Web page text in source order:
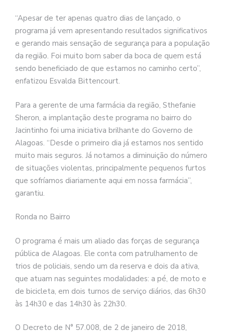
“Apesar de ter apenas quatro dias de lançado, o
programa já vem apresentando resultados significativos
e gerando mais sensação de segurança para a população
da região. Foi muito bom saber da boca de quem está
sendo beneficiado de que estamos no caminho certo”,
enfatizou Esvalda Bittencourt.
Para a gerente de uma farmácia da região, Sthefanie
Sheron, a implantação deste programa no bairro do
Jacintinho foi uma iniciativa brilhante do Governo de
Alagoas. “Desde o primeiro dia já estamos nos sentido
muito mais seguros. Já notamos a diminuição do número
de situações violentas, principalmente pequenos furtos
que sofríamos diariamente aqui em nossa farmácia”,
garantiu.
Ronda no Bairro
O programa é mais um aliado das forças de segurança
pública de Alagoas. Ele conta com patrulhamento de
trios de policiais, sendo um da reserva e dois da ativa,
que atuam nas seguintes modalidades: a pé, de moto e
de bicicleta, em dois turnos de serviço diários, das 6h30
às 14h30 e das 14h30 às 22h30.
O Decreto de N° 57.008, de 2 de janeiro de 2018,